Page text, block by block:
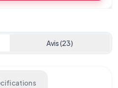
Avis (23)